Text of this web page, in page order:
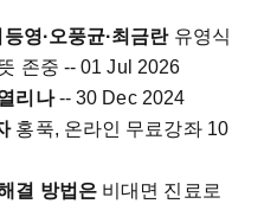
영·오풍균·최금란유영식
존중 -- 01 Jul 2026
리나-- 30 Dec 2024
홍푹, 온라인 무료강좌 10
결 방법은비대면 진료로